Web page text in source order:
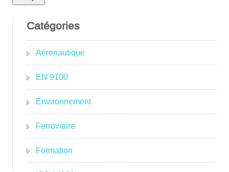
notre
politique
de
confidentialité
Catégories
Aéronautique
EN 9100
Environnement
Ferroviaire
Formation